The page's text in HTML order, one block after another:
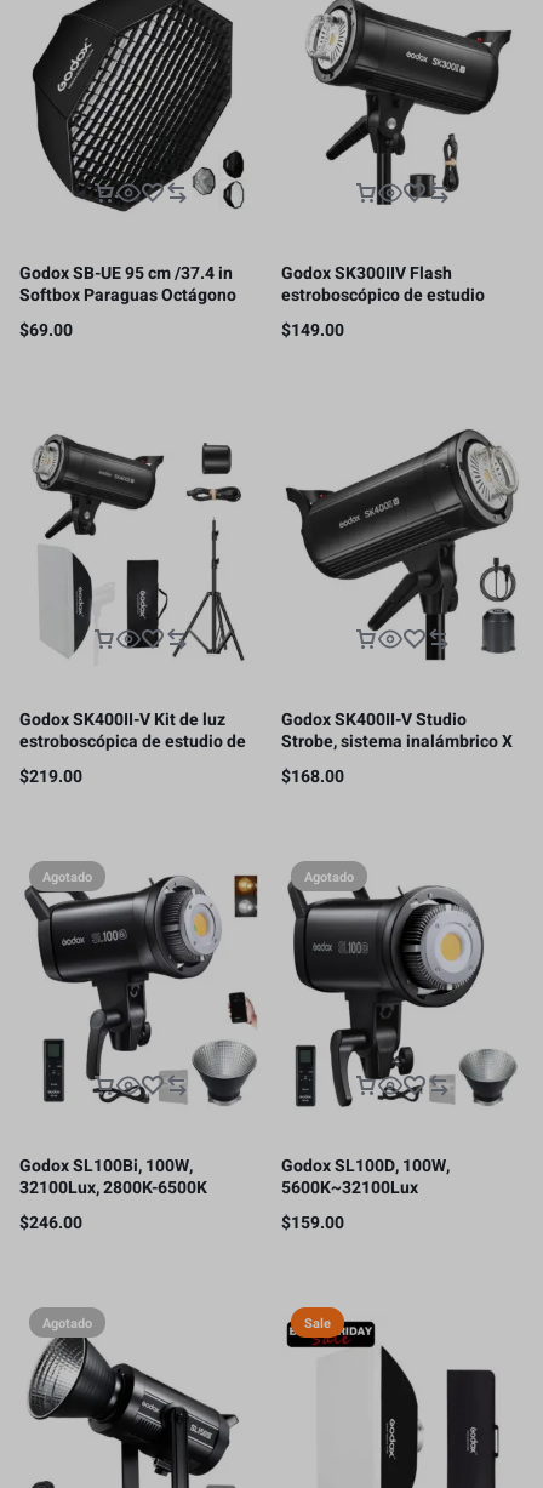
Godox SB-UE 95 cm /37.4 in
Softbox Paraguas Octágono
Bowens Mount, con rejilla de
panal
$69.00
Godox SK300IIV Flash
estroboscópico de estudio
fotográfico, 300 Ws GN58
5700K Bowens
$149.00
Godox SK400II-V Kit de luz
estroboscópica de estudio de
400 W, con Godox Softbox
60x90CM Bowens Mount,
$219.00
Godox SK400II-V Studio
Strobe, sistema inalámbrico X
de 400 W 2.4G
$168.00
Agotado
Godox SL100Bi, 100W,
32100Lux, 2800K-6500K
$246.00
Agotado
Godox SL100D, 100W,
5600K~32100Lux
$159.00
Agotado Sale